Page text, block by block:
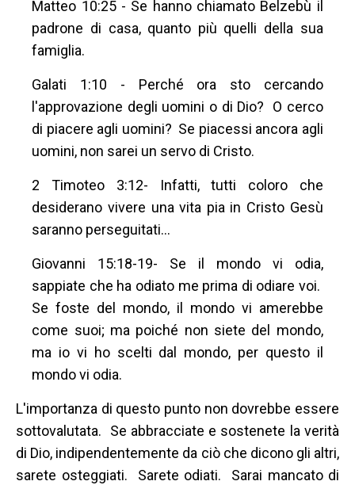
Matteo 10:25 - Se hanno chiamato Belzebù il
padrone di casa, quanto più quelli della sua
famiglia.
Galati 1:10 - Perché ora sto cercando
l'approvazione degli uomini o di Dio? O cerco
di piacere agli uomini? Se piacessi ancora agli
uomini, non sarei un servo di Cristo.
2 Timoteo 3:12- Infatti, tutti coloro che
desiderano vivere una vita pia in Cristo Gesù
saranno perseguitati...
Giovanni 15:18-19- Se il mondo vi odia,
sappiate che ha odiato me prima di odiare voi.
Se foste del mondo, il mondo vi amerebbe
come suoi; ma poiché non siete del mondo,
ma io vi ho scelti dal mondo, per questo il
mondo vi odia.
L'importanza di questo punto non dovrebbe essere
sottovalutata. Se abbracciate e sostenete la verità
di Dio, indipendentemente da ciò che dicono gli altri,
sarete osteggiati. Sarete odiati. Sarai mancato di